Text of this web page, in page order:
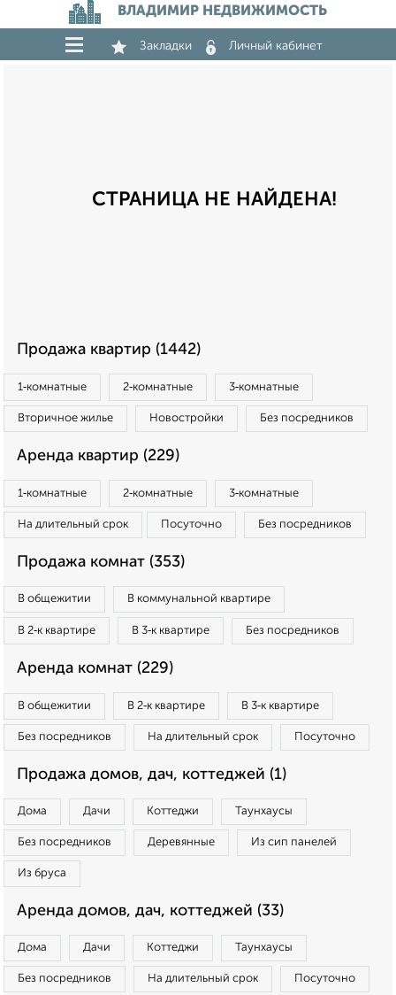
ВЛАДИМИР НЕДВИЖИМОСТЬ
Закладки Личный кабинет
СТРАНИЦА НЕ НАЙДЕНА!
Продажа квартир (1442)
1‑комнатные 2‑комнатные 3‑комнатные
Вторичное жилье Новостройки Без посредников
Аренда квартир (229)
1‑комнатные 2‑комнатные 3‑комнатные
На длительный срок Посуточно Без посредников
Продажа комнат (353)
В общежитии В коммунальной квартире
В 2‑к квартире В 3‑к квартире Без посредников
Аренда комнат (229)
В общежитии В 2‑к квартире В 3‑к квартире
Без посредников На длительный срок Посуточно
Продажа домов, дач, коттеджей (1)
Дома Дачи Коттеджи Таунхаусы
Без посредников Деревянные Из сип панелей
Из бруса
Аренда домов, дач, коттеджей (33)
Дома Дачи Коттеджи Таунхаусы
Без посредников На длительный срок Посуточно